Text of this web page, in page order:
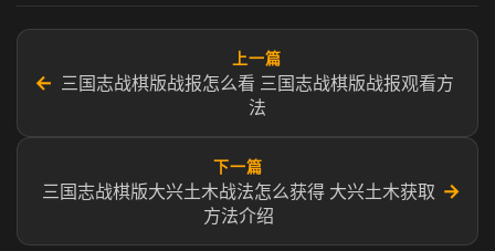
←
上一篇
三国志战棋版战报怎么看​ ​三国志战棋版战报观看方
法
下一篇
三国志战棋版大兴土木战法怎么获得 大兴土木获取
方法介绍
→